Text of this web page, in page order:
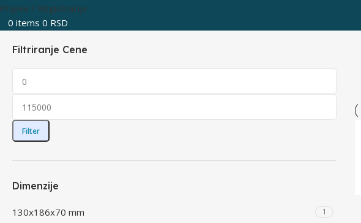
Prijava / Registracija
0 items 0 RSD
Filtriranje Cene
Filter
Dimenzije
130x186x70 mm 1